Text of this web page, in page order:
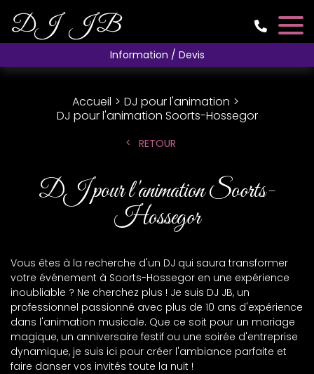
Information / Devis
Accueil
DJ pour l'animation
DJ pour l'animation Soorts-Hossegor
RETOUR
DJ pour l'animation Soorts-
Hossegor
Vous êtes à la recherche d'un DJ qui saura transformer
votre événement à Soorts-Hossegor en une expérience
inoubliable ? Ne cherchez plus ! Je suis DJ JB, un
professionnel passionné avec plus de 10 ans d'expérience
dans l'animation musicale. Que ce soit pour un mariage
magique, un anniversaire festif ou une soirée d'entreprise
dynamique, je suis ici pour créer l'ambiance parfaite et
faire danser vos invités toute la nuit !